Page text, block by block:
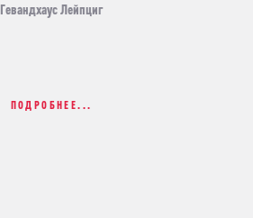
Гевандхаус Лейпциг
ПОДРОБНЕЕ...